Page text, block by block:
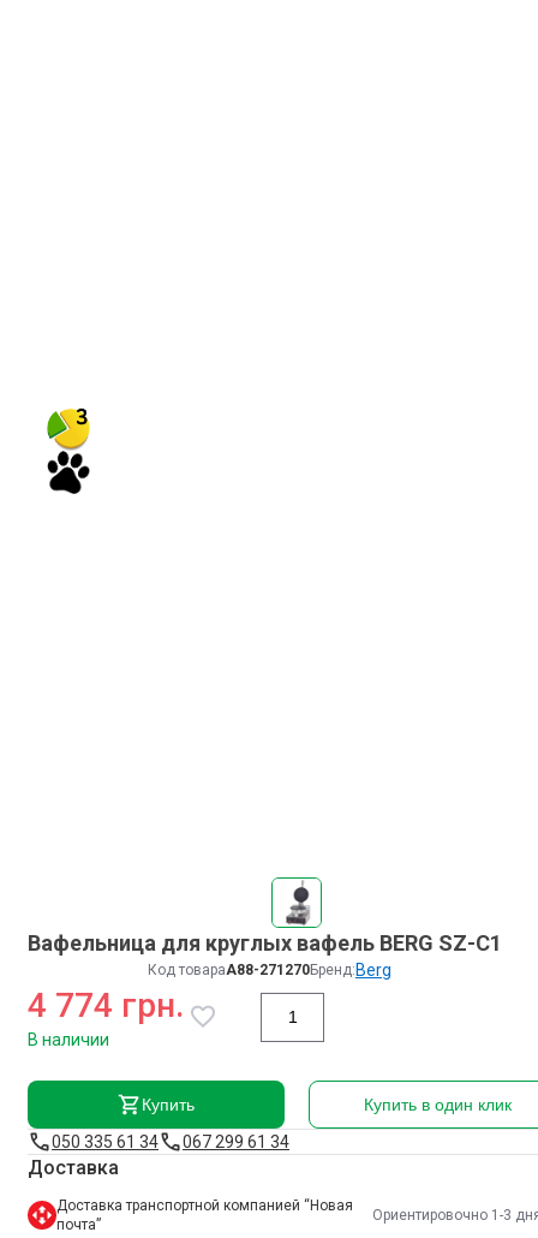
Вафельница для круглых вафель BERG SZ-C1
Код товараA88-271270Бренд:Berg
4 774 грн.
В наличии
Купить
Купить в один клик
050 335 61 34
067 299 61 34
Доставка
Доставка транспортной компанией “Новая
почта”
Ориентировочно 1-3